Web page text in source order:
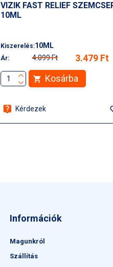
VIZIK FAST RELIEF
10ML
Kiszerelés:10ML
Ár: 4.099 Ft
3.479 Ft
Kosárba
Kérdezek
Információk
Magunkról
Szállítás